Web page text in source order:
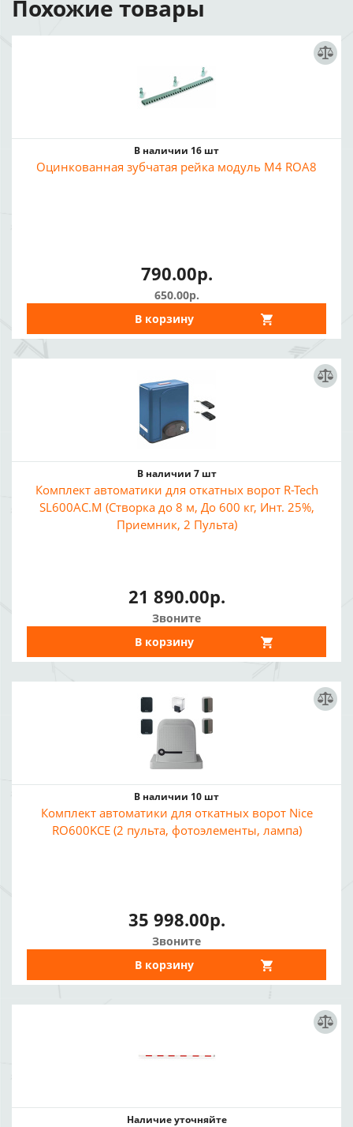
Похожие товары
В наличии 16 шт
Оцинкованная зубчатая рейка модуль M4 ROA8
790.00р.
650.00р.
В корзину
В наличии 7 шт
Комплект автоматики для откатных ворот R-Tech
SL600AC.M (Створка до 8 м, До 600 кг, Инт. 25%,
Приемник, 2 Пульта)
21 890.00р.
Звоните
В корзину
В наличии 10 шт
Комплект автоматики для откатных ворот Nice
RO600KCE (2 пульта, фотоэлементы, лампа)
35 998.00р.
Звоните
В корзину
Наличие уточняйте